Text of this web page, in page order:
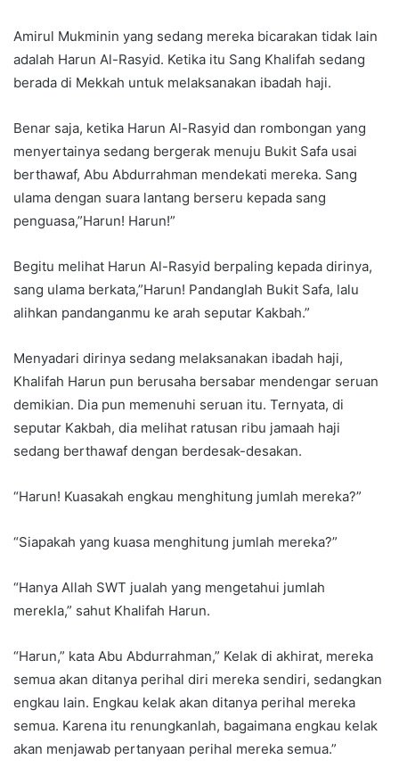
Amirul Mukminin yang sedang mereka bicarakan tidak lain
adalah Harun Al-Rasyid. Ketika itu Sang Khalifah sedang
berada di Mekkah untuk melaksanakan ibadah haji.
Benar saja, ketika Harun Al-Rasyid dan rombongan yang
menyertainya sedang bergerak menuju Bukit Safa usai
berthawaf, Abu Abdurrahman mendekati mereka. Sang
ulama dengan suara lantang berseru kepada sang
penguasa,”Harun! Harun!”
Begitu melihat Harun Al-Rasyid berpaling kepada dirinya,
sang ulama berkata,”Harun! Pandanglah Bukit Safa, lalu
alihkan pandanganmu ke arah seputar Kakbah.”
Menyadari dirinya sedang melaksanakan ibadah haji,
Khalifah Harun pun berusaha bersabar mendengar seruan
demikian. Dia pun memenuhi seruan itu. Ternyata, di
seputar Kakbah, dia melihat ratusan ribu jamaah haji
sedang berthawaf dengan berdesak-desakan.
“Harun! Kuasakah engkau menghitung jumlah mereka?”
“Siapakah yang kuasa menghitung jumlah mereka?”
“Hanya Allah SWT jualah yang mengetahui jumlah
merekla,” sahut Khalifah Harun.
“Harun,” kata Abu Abdurrahman,” Kelak di akhirat, mereka
semua akan ditanya perihal diri mereka sendiri, sedangkan
engkau lain. Engkau kelak akan ditanya perihal mereka
semua. Karena itu renungkanlah, bagaimana engkau kelak
akan menjawab pertanyaan perihal mereka semua.”